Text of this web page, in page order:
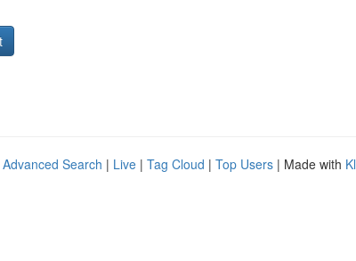
Advanced Search | Live | Tag Cloud | Top Users | Made with